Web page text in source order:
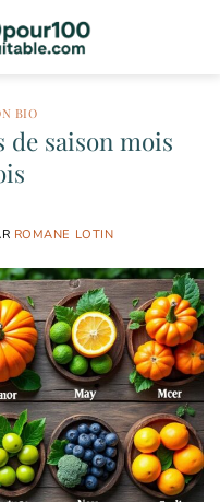
BIO
de saison mois
ROMANE LOTIN